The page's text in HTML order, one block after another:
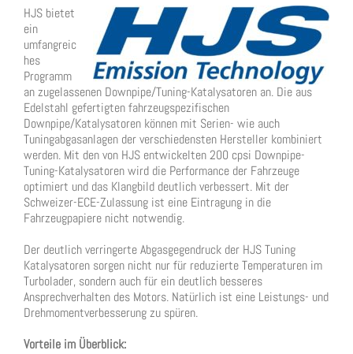
HJS bietet
ein
umfangreic
hes
Programm
an zugelassenen Downpipe/Tuning-Katalysatoren an. Die aus
Edelstahl gefertigten fahrzeugspezifischen
Downpipe/Katalysatoren können mit Serien- wie auch
Tuningabgasanlagen der verschiedensten Hersteller kombiniert
werden. Mit den von HJS entwickelten 200 cpsi Downpipe-
Tuning-Katalysatoren wird die Performance der Fahrzeuge
optimiert und das Klangbild deutlich verbessert. Mit der
Schweizer-ECE-Zulassung ist eine Eintragung in die
Fahrzeugpapiere nicht notwendig.
Der deutlich verringerte Abgasgegendruck der HJS Tuning
Katalysatoren sorgen nicht nur für reduzierte Temperaturen im
Turbolader, sondern auch für ein deutlich besseres
Ansprechverhalten des Motors. Natürlich ist eine Leistungs- und
Drehmomentverbesserung zu spüren.
Vorteile im Überblick: